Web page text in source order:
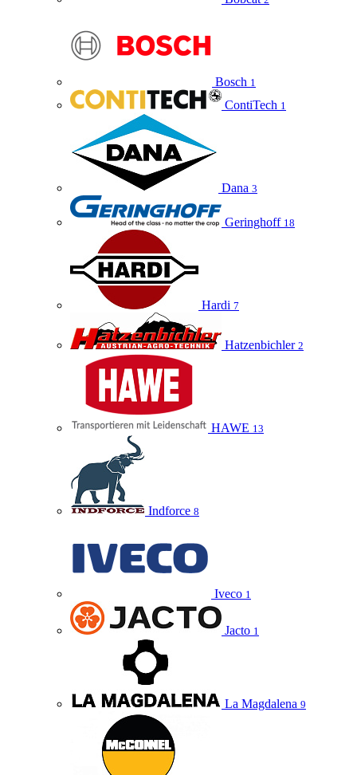
Bosch 1
ContiTech 1
Dana 3
Geringhoff 18
Hardi 7
Hatzenbichler 2
HAWE 13
Indforce 8
Iveco 1
Jacto 1
La Magdalena 9